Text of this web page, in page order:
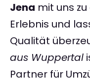
Jena mit uns
Erlebnis und
Qualität
aus Wuppertal
Partner für